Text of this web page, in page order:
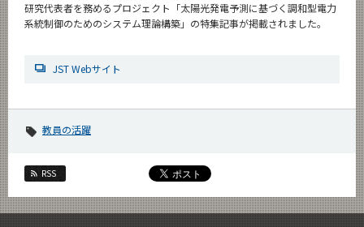
研究代表者を務めるプロジェクト「太陽光発電予測に基づく調和型電力
系統制御のためのシステム理論構築」の特集記事が掲載されました。
JST Webサイト
教員の活躍
RSS
システム制御系 News
News 一覧
課程別
Event Calendar